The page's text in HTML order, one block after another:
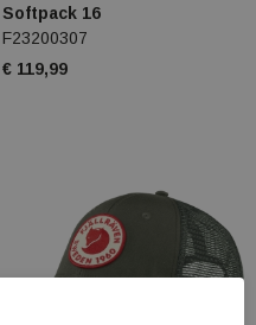
Softpack 16
F23200307
€ 119,99